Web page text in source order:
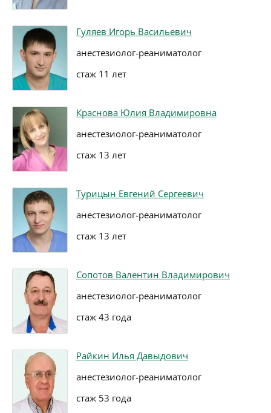
Гуляев Игорь Васильевич
анестезиолог-реаниматолог
стаж 11 лет
Краснова Юлия Владимировна
анестезиолог-реаниматолог
стаж 13 лет
Турицын Евгений Сергеевич
анестезиолог-реаниматолог
стаж 13 лет
Сопотов Валентин Владимирович
анестезиолог-реаниматолог
стаж 43 года
Райкин Илья Давыдович
анестезиолог-реаниматолог
стаж 53 года